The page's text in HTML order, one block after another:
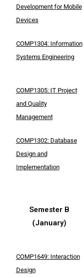
Development for Mobile
Devices
COMP1304: Information
Systems Engineering
COMP1305: IT Project
and Quality
Management
COMP1302: Database
Design and
Implementation
Semester B
(January)
COMP1649: Interaction
Design